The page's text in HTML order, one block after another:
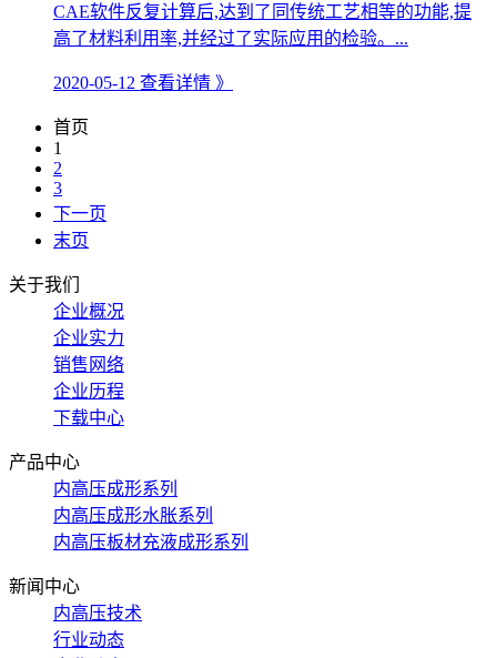
CAE软件反复计算后,达到了同传统工艺相等的功能,提
高了材料利用率,并经过了实际应用的检验。...
2020-05-12 查看详情 》
首页
1
2
3
下一页
末页
关于我们
企业概况
企业实力
销售网络
企业历程
下载中心
产品中心
内高压成形系列
内高压成形水胀系列
内高压板材充液成形系列
新闻中心
内高压技术
行业动态